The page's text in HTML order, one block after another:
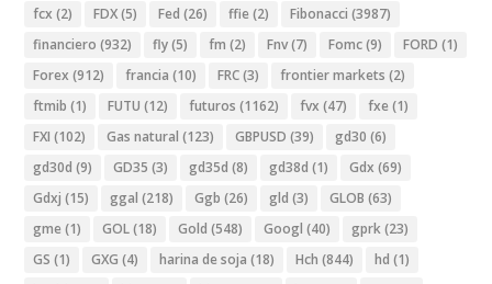
fcx (2) FDX(5) Fed (26) ffie (2) Fibonacci (3987)
financiero (932) fly(5) fm (2) Fnv(7) Fomc(9) FORD (1)
Forex (912) francia (10) FRC(3) frontier markets (2)
ftmib (1) FUTU (12) futuros (1162) fvx (47) fxe (1)
FXI (102) Gas natural (123) GBPUSD (39) gd30 (6)
gd30d (9) GD35 (3) gd35d (8) gd38d (1) Gdx (69)
Gdxj (15) ggal (218) Ggb (26) gld (3) GLOB (63)
gme (1) GOL(18) Gold (548) Googl (40) gprk(23)
GS (1) GXG (4) harina de soja (18) Hch (844) hd (1)